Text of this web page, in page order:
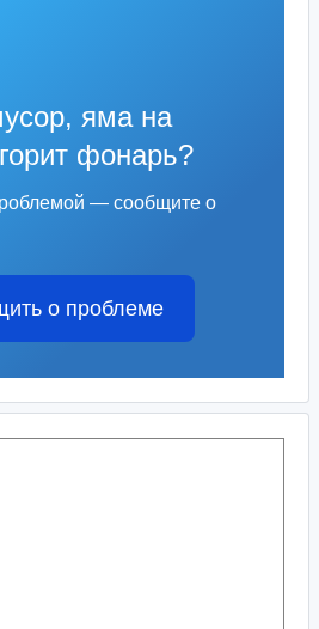
яма на
фонарь?
— сообщите о
о проблеме